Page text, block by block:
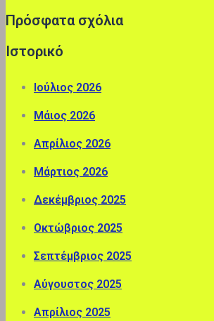
Πρόσφατα σχόλια
Ιστορικό
Ιούλιος 2026
Μάιος 2026
Απρίλιος 2026
Μάρτιος 2026
Δεκέμβριος 2025
Οκτώβριος 2025
Σεπτέμβριος 2025
Αύγουστος 2025
Απρίλιος 2025